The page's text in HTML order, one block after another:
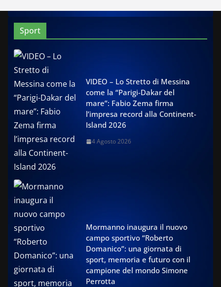
Sport
VIDEO – Lo Stretto di Messina
come la “Parigi-Dakar del
mare”: Fabio Zema firma
l’impresa record alla Continent-
Island 2026
4 Agosto 2026
Mormanno inaugura il nuovo
campo sportivo “Roberto
Domanico”: una giornata di
sport, memoria e futuro con il
campione del mondo Simone
Perrotta